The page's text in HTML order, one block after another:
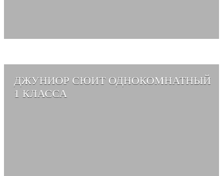
СМОТРЕТЬ АЛЬБОМ →
ДЖУНИОР СЮИТ ОДНОКОМНАТНЫЙ
1 КЛАССА